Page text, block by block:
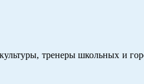
тренеры школьных и